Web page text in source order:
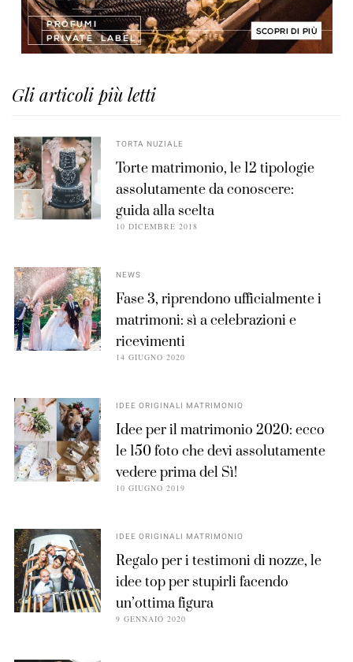
Gli articoli più letti
TORTA NUZIALE
Torte matrimonio, le 12 tipologie
assolutamente da conoscere:
guida alla scelta
10 DICEMBRE 2018
NEWS
Fase 3, riprendono ufficialmente i
matrimoni: sì a celebrazioni e
ricevimenti
14 GIUGNO 2020
IDEE ORIGINALI MATRIMONIO
Idee per il matrimonio 2020: ecco
le 150 foto che devi assolutamente
vedere prima del Sì!
10 GIUGNO 2019
IDEE ORIGINALI MATRIMONIO
Regalo per i testimoni di nozze, le
idee top per stupirli facendo
un’ottima figura
9 GENNAIO 2020